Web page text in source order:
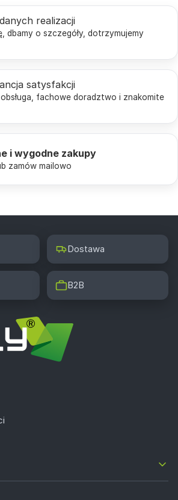
realizacji
dbamy o szczegóły, dotrzymujemy
satysfakcji
fachowe doradztwo i znakomite
i wygodne zakupy
zamów mailowo
Dostawa
B2B